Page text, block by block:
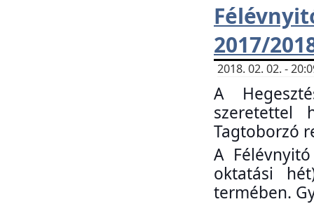
2017/
2018. 02. 02. -
A
szeretettel
Tagtoborzó
A
oktatási
termében.